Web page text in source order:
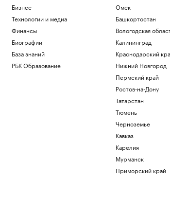
Бизнес
Технологии и медиа
Финансы
Биографии
База знаний
РБК Образование
Омск
Башкортостан
Вологодская
Калининград
Краснодарский
Нижний Новгород
Пермский край
Ростов-на-Дону
Татарстан
Тюмень
Черноземье
Кавказ
Карелия
Мурманск
Приморский край